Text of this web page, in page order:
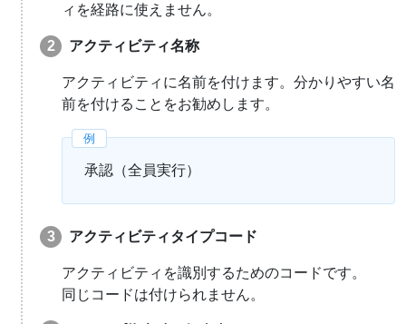
ィを経路に使えません。
アクティビティ名称
アクティビティに名前を付けます。分かりやすい名
前を付けることをお勧めします。
承認（全員実行）
アクティビティタイプコード
アクティビティを識別するためのコードです。
同じコードは付けられません。